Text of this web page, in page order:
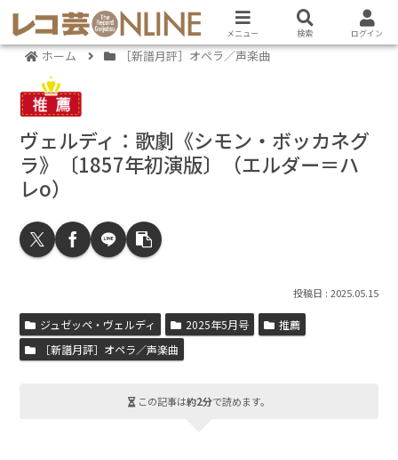
ホーム ［新譜月評］オペラ／声楽曲
ヴェルディ：歌劇《シモン・ボッカネグ
ラ》〔1857年初演版〕（エルダー＝ハ
レo）
2025.05.15
ジュゼッペ・ヴェルディ 2025年5月号
推薦
［新譜月評］オペラ／声楽曲
この記事は約2分で読めます。
メニュー 検索 ログイン